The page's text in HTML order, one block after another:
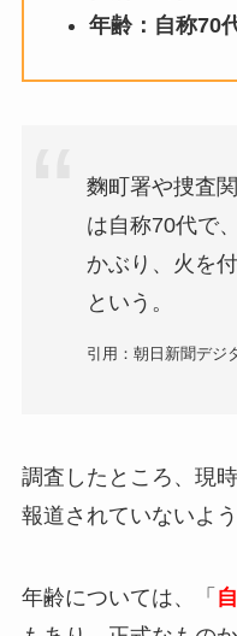
年齢：自称70
麴町署や捜査
は自称70代で
かぶり、火を
という。
引用：朝日新聞デジ
調査したところ、現
報道されていないよう
年齢については、「